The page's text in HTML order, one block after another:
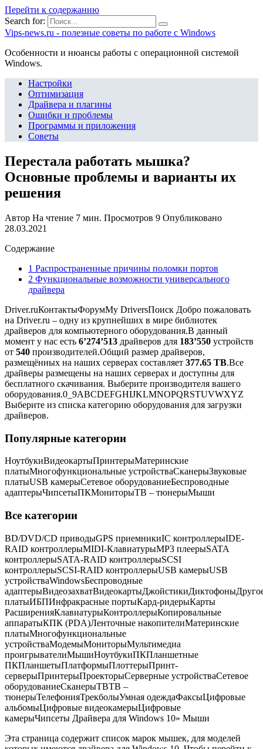
Перейти к содержанию
Search for:
Vips-news.ru - полезные советы по работе с Windows
Особенности и нюансы работы с операционной системой
Windows.
Настройки
Оптимизация
Драйвера и плагины
Ошибки и проблемы
Программы и приложения
Советы
Перестала работать мышка?
Основные проблемы и варианты их
решения
Автор На чтение 7 мин. Просмотров 9 Опубликовано
28.03.2021
Содержание
1 Распространенные причины поломки портов
2 Функциональные возможности универсального
драйвера
Driver.ruКонтактыФорумMy DriversПоиск Добро пожаловать
на Driver.ru – одну из крупнейших в мире библиотек
драйверов для компьютерного оборудования.В данный
момент у нас есть 6’274’513 драйверов для 183’550 устройств
от 540 производителей.Общий размер драйверов,
размещённых на наших серверах составляет 377.65 TB.Все
драйверы размещены на наших серверах и доступны для
бесплатного скачивания. Выберите производителя вашего
оборудования.0_9ABCDEFGHIJKLMNOPQRSTUVWXYZ
Выберите из списка категорию оборудования для загрузки
драйверов.
Популярные категории
НоутбукиВидеокартыПринтерыМатеринские
платыМногофункциональные устройстваСканерыЗвуковые
платыUSB камерыСетевое оборудованиеБеспроводные
адаптерыЧипсетыПКМониторыТВ – тюнерыМыши
Все категории
BD/DVD/CD приводыGPS приемникиIC контроллерыIDE-
RAID контроллерыMIDI-КлавиатурыMP3 плеерыSATA
контроллерыSATA-RAID контроллерыSCSI
контроллерыSCSI-RAID контроллерыUSB камерыUSB
устройстваWindowsБеспроводные
адаптерыВидеозахватВидеокартыДжойстикиДиктофоны
платыИБПИнфракрасные портыКард-ридерыКарты
РасширенияКлавиатурыКонтроллерыКопировальные
аппаратыКПК (PDA)Ленточные накопителиМатеринские
платыМногофункциональные
устройстваМодемыМониторыМультимедиа
проигрывателиМышиНоутбукиПКПланшетные
ПКПланшетыПлатформыПлоттерыПринт-
серверыПринтерыПроекторыСерверные устройстваСетевое
оборудованиеСканерыТВТВ –
тюнерыТелефонияТрекболыУмная одеждаФаксыЦифровые
альбомыЦифровые видеокамерыЦифровые
камерыЧипсеты Драйвера для Windows 10» Мыши
Эта страница содержит список марок мышек, для моделей